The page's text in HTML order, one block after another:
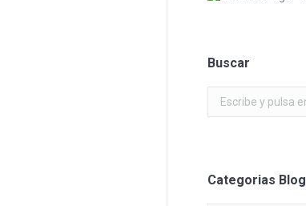
Buscar
Categorias Blog